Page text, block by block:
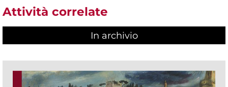
Attività correlate
In archivio